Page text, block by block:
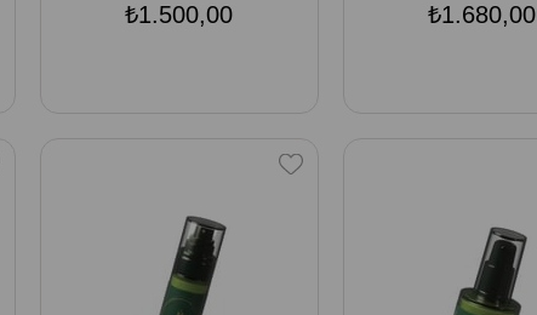
₺1.500,00 ₺1.680,00